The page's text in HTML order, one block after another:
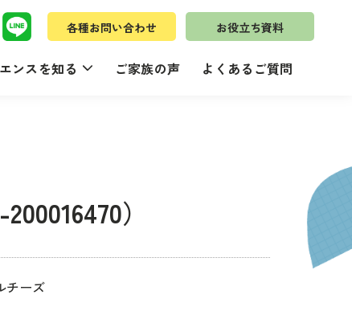
各種お問い合わせ お役立ち資料
ンスを知る ご家族の声 よくあるご質問
）
チーズ